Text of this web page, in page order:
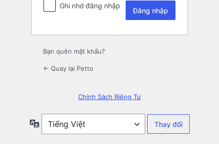
Ghi nhớ đăng nhập
Bạn quên mật khẩu?
← Quay lại Petto
Chính Sách Riêng Tư
Ngôn
ngữ